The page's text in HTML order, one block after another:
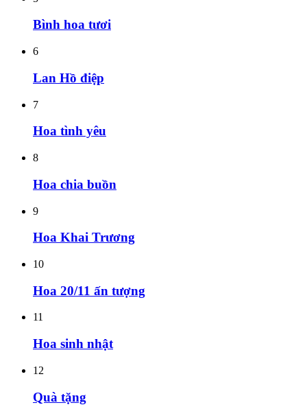
Bình hoa tươi
6
Lan Hồ điệp
7
Hoa tình yêu
8
Hoa chia buồn
9
Hoa Khai Trương
10
Hoa 20/11 ấn tượng
11
Hoa sinh nhật
12
Quà tặng